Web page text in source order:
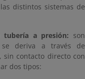
distintos sistemas de
tubería a presión: son
deriva a través de
sin contacto directo con
dos tipos: